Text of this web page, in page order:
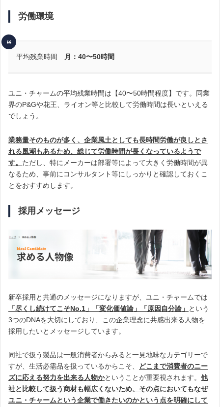
労働環境
平均残業時間 月：40〜50時間
ユニ・チャームの平均残業時間は【40〜50時間程度】です。同業
界のP&Gや花王、ライオン等と比較して労働時間は長いといえる
でしょう。
業務量そのものが多く、企業風土としても長時間労働が良しとさ
れる風潮もあるため、総じて労働時間が長くなっているようで
す。 ただし、特にメーカーは部署等によって大きく労働時間が異
なるため、事前にコンサルタント等にしっかりと確認しておくこ
とをおすすめします。
採用メッセージ
新卒採用と共通のメッセージになりますが、ユニ・チャームでは
「尽くし続けてこそNo.1」「変化価値論」「原因自分論」 という
3つのDNAを大切にしており、この企業理念に共感出来る人物を
採用したいとメッセージしています。
同社で扱う製品は一般消費者からみると一見地味なカテゴリーで
すが、生活必需品を扱っているからこそ、
どこまで消費者のニー
ズに応える努力を出来る人物かということが重要視されます。 他
社と比較して扱う商材も幅広くないため、その点においてもなぜ
ユニ・チャームという企業で働きたいのかという点を明確にして